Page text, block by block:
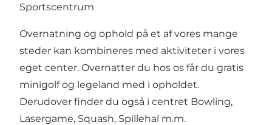
Sportscentrum
Overnatning og ophold på et af vores mange
steder kan kombineres med aktiviteter i vores
eget center. Overnatter du hos os får du gratis
minigolf og legeland med i opholdet.
Derudover finder du også i centret Bowling,
Lasergame, Squash, Spillehal m.m.